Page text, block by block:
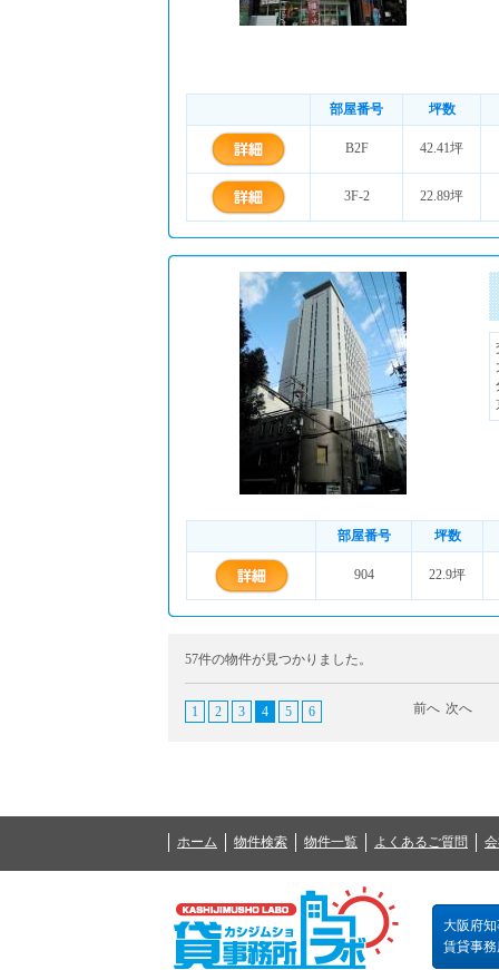
部屋番号 坪数
B2F 42.41坪
3F-2 22.89坪
部屋番号 坪数
904 22.9坪
57件の物件が見つかりました。
1 2 3 4 5 6 前へ 次へ
ホーム 物件検索 物件一覧 よくあるご質問
大阪府
賃貸事